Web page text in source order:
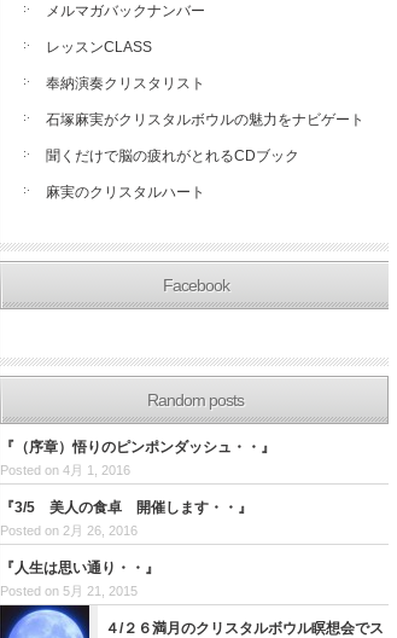
メルマガバックナンバー
レッスンCLASS
奉納演奏クリスタリスト
石塚麻実がクリスタルボウルの魅力をナビゲート
聞くだけで脳の疲れがとれるCDブック
麻実のクリスタルハート
Facebook
Random posts
『（序章）悟りのピンポンダッシュ・・』
Posted on 4月 1, 2016
『3/5 美人の食卓 開催します・・』
Posted on 2月 26, 2016
『人生は思い通り・・』
Posted on 5月 21, 2015
４/２６満月のクリスタルボウル瞑想会でス